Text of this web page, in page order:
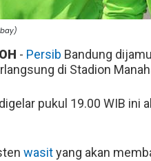
- Persib Bandung dijamu
di Stadion
pukul 19.00 WIB ini
wasityang akan